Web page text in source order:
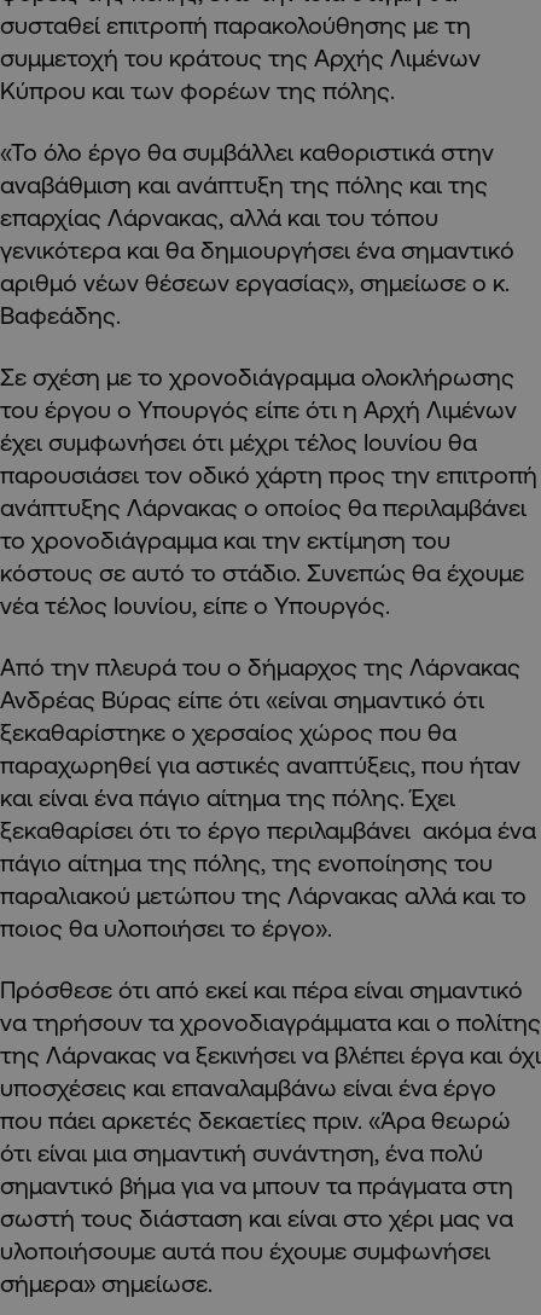
συσταθεί επιτροπή παρακολούθησης με τη
συμμετοχή του κράτους της Αρχής Λιμένων
Κύπρου και των φορέων της πόλης.
«Το όλο έργο θα συμβάλλει καθοριστικά στην
αναβάθμιση και ανάπτυξη της πόλης και της
επαρχίας Λάρνακας, αλλά και του τόπου
γενικότερα και θα δημιουργήσει ένα σημαντικό
αριθμό νέων θέσεων εργασίας», σημείωσε ο κ.
Βαφεάδης.
Σε σχέση με το χρονοδιάγραμμα ολοκλήρωσης
του έργου ο Υπουργός είπε ότι η Αρχή Λιμένων
έχει συμφωνήσει ότι μέχρι τέλος Ιουνίου θα
παρουσιάσει τον οδικό χάρτη προς την επιτροπή
ανάπτυξης Λάρνακας ο οποίος θα περιλαμβάνει
το χρονοδιάγραμμα και την εκτίμηση του
κόστους σε αυτό το στάδιο. Συνεπώς θα έχουμε
νέα τέλος Ιουνίου, είπε ο Υπουργός.
Από την πλευρά του ο δήμαρχος της Λάρνακας
Ανδρέας Βύρας είπε ότι «είναι σημαντικό ότι
ξεκαθαρίστηκε ο χερσαίος χώρος που θα
παραχωρηθεί για αστικές αναπτύξεις, που ήταν
και είναι ένα πάγιο αίτημα της πόλης. Έχει
ξεκαθαρίσει ότι το έργο περιλαμβάνει ακόμα ένα
πάγιο αίτημα της πόλης, της ενοποίησης του
παραλιακού μετώπου της Λάρνακας αλλά και το
ποιος θα υλοποιήσει το έργο».
Πρόσθεσε ότι από εκεί και πέρα είναι σημαντικό
να τηρήσουν τα χρονοδιαγράμματα και ο πολίτης
της Λάρνακας να ξεκινήσει να βλέπει έργα και όχι
υποσχέσεις και επαναλαμβάνω είναι ένα έργο
που πάει αρκετές δεκαετίες πριν. «Άρα θεωρώ
ότι είναι μια σημαντική συνάντηση, ένα πολύ
σημαντικό βήμα για να μπουν τα πράγματα στη
σωστή τους διάσταση και είναι στο χέρι μας να
υλοποιήσουμε αυτά που έχουμε συμφωνήσει
σήμερα» σημείωσε.